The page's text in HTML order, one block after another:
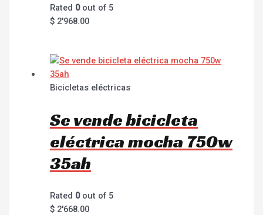
Rated 0out of 5
$ 2'968.00
Bicicletas eléctricas
Se vende bicicleta
eléctrica mocha 750w
35ah
Rated 0out of 5
$ 2'668.00